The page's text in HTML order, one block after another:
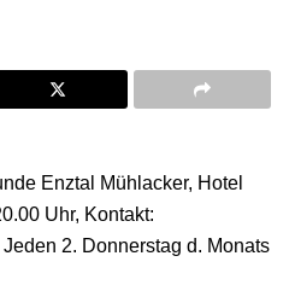
Enztal Mühlacker, Hotel
Uhr, Kontakt:
2. Donnerstag d. Monats